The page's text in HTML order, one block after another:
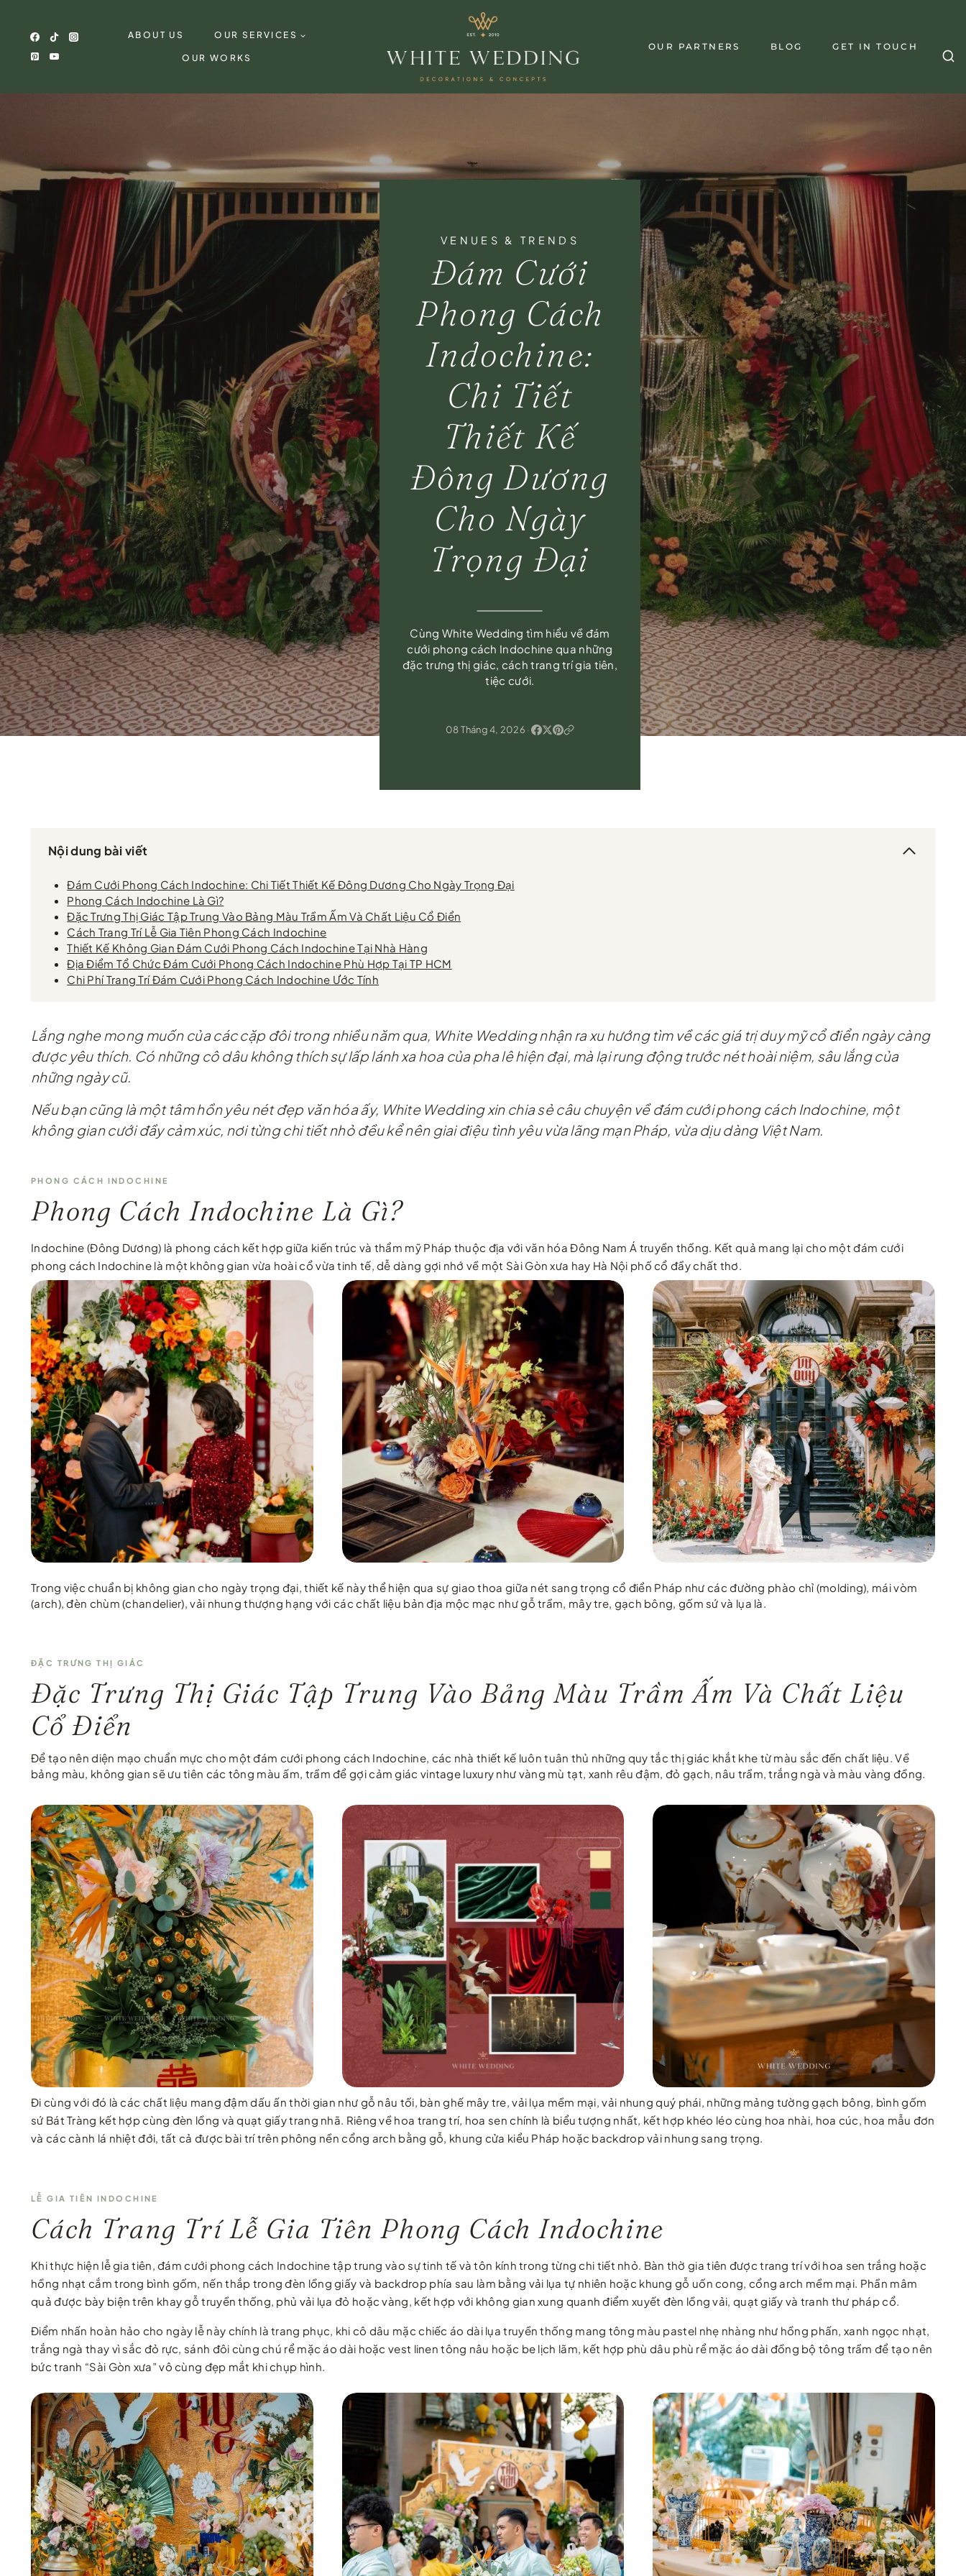
content
ABOUT US OUR SERVICES
OUR WORKS
OUR PARTNERS BLOG GET IN TOUCH
VENUES & TRENDS
Đám Cưới
Phong Cách
Indochine:
Chi Tiết
Thiết Kế
Đông Dương
Cho Ngày
Trọng Đại
Cùng White Wedding tìm hiểu về đám
cưới phong cách Indochine qua những
đặc trưng thị giác, cách trang trí gia tiên,
tiệc cưới.
08 Tháng 4, 2026 ·
Nội dung bài viết
Đám Cưới Phong Cách Indochine: Chi Tiết Thiết Kế Đông Dương Cho Ngày Trọng Đại
Phong Cách Indochine Là Gì?
Đặc Trưng Thị Giác Tập Trung Vào Bảng Màu Trầm Ấm Và Chất Liệu Cổ Điển
Cách Trang Trí Lễ Gia Tiên Phong Cách Indochine
Thiết Kế Không Gian Đám Cưới Phong Cách Indochine Tại Nhà Hàng
Địa Điểm Tổ Chức Đám Cưới Phong Cách Indochine Phù Hợp Tại TP HCM
Chi Phí Trang Trí Đám Cưới Phong Cách Indochine Ước Tính
Lắng nghe mong muốn của các cặp đôi trong nhiều năm qua, White Wedding nhận ra xu hướng tìm về các giá trị duy mỹ cổ điển ngày càng
được yêu thích. Có những cô dâu không thích sự lấp lánh xa hoa của pha lê hiện đại, mà lại rung động trước nét hoài niệm, sâu lắng của
những ngày cũ.
Nếu bạn cũng là một tâm hồn yêu nét đẹp văn hóa ấy, White Wedding xin chia sẻ câu chuyện về đám cưới phong cách Indochine, một
không gian cưới đầy cảm xúc, nơi từng chi tiết nhỏ đều kể nên giai điệu tình yêu vừa lãng mạn Pháp, vừa dịu dàng Việt Nam.
PHONG CÁCH INDOCHINE
Phong Cách Indochine Là Gì?
Indochine (Đông Dương) là phong cách kết hợp giữa kiến trúc và thẩm mỹ Pháp thuộc địa với văn hóa Đông Nam Á truyền thống. Kết quả mang lại cho một đám cưới
phong cách Indochine là một không gian vừa hoài cổ vừa tinh tế, dễ dàng gợi nhớ về một Sài Gòn xưa hay Hà Nội phố cổ đầy chất thơ.
Trong việc chuẩn bị không gian cho ngày trọng đại, thiết kế này thể hiện qua sự giao thoa giữa nét sang trọng cổ điển Pháp như các đường phào chỉ (molding), mái vòm
(arch), đèn chùm (chandelier), vải nhung thượng hạng với các chất liệu bản địa mộc mạc như gỗ trầm, mây tre, gạch bông, gốm sứ và lụa là.
ĐẶC TRƯNG THỊ GIÁC
Đặc Trưng Thị Giác Tập Trung Vào Bảng Màu Trầm Ấm Và Chất Liệu
Cổ Điển
Để tạo nên diện mạo chuẩn mực cho một đám cưới phong cách Indochine, các nhà thiết kế luôn tuân thủ những quy tắc thị giác khắt khe từ màu sắc đến chất liệu. Về
bảng màu, không gian sẽ ưu tiên các tông màu ấm, trầm để gợi cảm giác vintage luxury như vàng mù tạt, xanh rêu đậm, đỏ gạch, nâu trầm, trắng ngà và màu vàng đồng.
Đi cùng với đó là các chất liệu mang đậm dấu ấn thời gian như gỗ nâu tối, bàn ghế mây tre, vải lụa mềm mại, vải nhung quý phái, những mảng tường gạch bông, bình gốm
sứ Bát Tràng kết hợp cùng đèn lồng và quạt giấy trang nhã. Riêng về hoa trang trí, hoa sen chính là biểu tượng nhất, kết hợp khéo léo cùng hoa nhài, hoa cúc, hoa mẫu đơn
và các cành lá nhiệt đới, tất cả được bài trí trên phông nền cổng arch bằng gỗ, khung cửa kiểu Pháp hoặc backdrop vải nhung sang trọng.
LỄ GIA TIÊN INDOCHINE
Cách Trang Trí Lễ Gia Tiên Phong Cách Indochine
Khi thực hiện lễ gia tiên, đám cưới phong cách Indochine tập trung vào sự tinh tế và tôn kính trong từng chi tiết nhỏ. Bàn thờ gia tiên được trang trí với hoa sen trắng hoặc
hồng nhạt cắm trong bình gốm, nến thắp trong đèn lồng giấy và backdrop phía sau làm bằng vải lụa tự nhiên hoặc khung gỗ uốn cong, cổng arch mềm mại. Phần mâm
quả được bày biện trên khay gỗ truyền thống, phủ vải lụa đỏ hoặc vàng, kết hợp với không gian xung quanh điểm xuyết đèn lồng vải, quạt giấy và tranh thư pháp cổ.
Điểm nhấn hoàn hảo cho ngày lễ này chính là trang phục, khi cô dâu mặc chiếc áo dài lụa truyền thống mang tông màu pastel nhẹ nhàng như hồng phấn, xanh ngọc nhạt,
trắng ngà thay vì sắc đỏ rực, sánh đôi cùng chú rể mặc áo dài hoặc vest linen tông nâu hoặc be lịch lãm, kết hợp phù dâu phù rể mặc áo dài đồng bộ tông trầm để tạo nên
bức tranh “Sài Gòn xưa” vô cùng đẹp mắt khi chụp hình.